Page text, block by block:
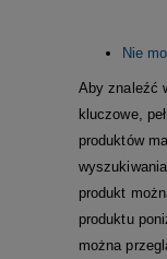
Nie
Aby znaleźć
kluczowe,
produktów
produkt
produktu
można